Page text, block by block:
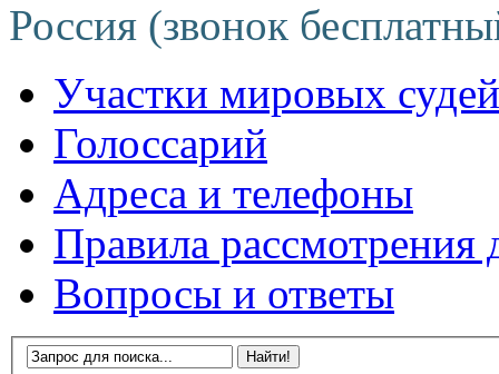
Россия (звонок
Участки мировых судей
Голоссарий
Адреса и телефоны
Правила рассмотрения
Вопросы и ответы